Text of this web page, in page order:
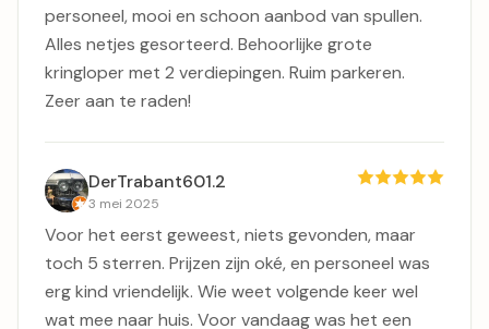
personeel, mooi en schoon aanbod van spullen.
Alles netjes gesorteerd. Behoorlijke grote
kringloper met 2 verdiepingen. Ruim parkeren.
Zeer aan te raden!
DerTrabant601.2
3 mei 2025
Voor het eerst geweest, niets gevonden, maar
toch 5 sterren. Prijzen zijn oké, en personeel was
erg kind vriendelijk. Wie weet volgende keer wel
wat mee naar huis. Voor vandaag was het een